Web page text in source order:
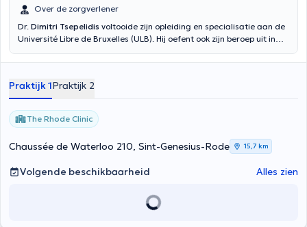
Over de zorgverlener
Dr. Dimitri Tsepelidis voltooide zijn opleiding en specialisatie aan de
Université Libre de Bruxelles (ULB). Hij oefent ook zijn beroep uit in
cervico-faciale reconstructie. Dr. Dimitri Tsepelidis geeft consulten
bariatrische chirurgie, liposuctie, enz.
Praktijk 1Praktijk 2
The Rhode Clinic
Chaussée de Waterloo 210, Sint-Genesius-Rode 15,7 km
Volgende beschikbaarheid Alles zien